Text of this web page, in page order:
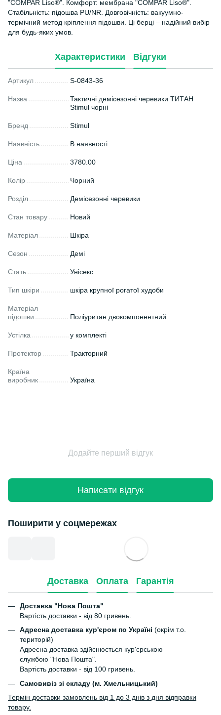
"COMPAR Liso®". Комфорт: мембрана "COMPAR Liso®".
Стабільність: підошва PU/NR. Довговічність: вакуумно-
термічний метод кріплення підошви. Ці берці – надійний вибір
для будь-яких умов.
Характеристики Відгуки
Артикул S-0843-36
Назва
Тактичні демісезонні черевики ТИТАН
Stimul чорні
Бренд Stimul
Наявність В наявності
Ціна 3780.00
Колір Чорний
Розділ Демісезонні черевики
Стан товару Новий
Матеріал Шкіра
Сезон Демі
Стать Унісекс
Тип шкіри шкіра крупної рогатої худоби
Матеріал
підошви
Поліуритан двокомпонентний
Устілка у комплекті
Протектор Тракторний
Країна
виробник
Україна
Додайте перший відгук
Написати відгук
Поширити у соцмережах
Доставка Оплата Гарантія
Доставка "Нова Пошта"
Вартість доставки - від 80 гривень.
Адресна доставка кур'єром по Україні (окрім т.о.
територій)
Адресна доставка здійснюється кур'єрською
службою "Нова Пошта".
Вартість доставки - від 100 гривень.
Самовивіз зі складу (м. Хмельницький)
Термін доставки замовлень від 1 до 3 днів з дня відправки
товару.